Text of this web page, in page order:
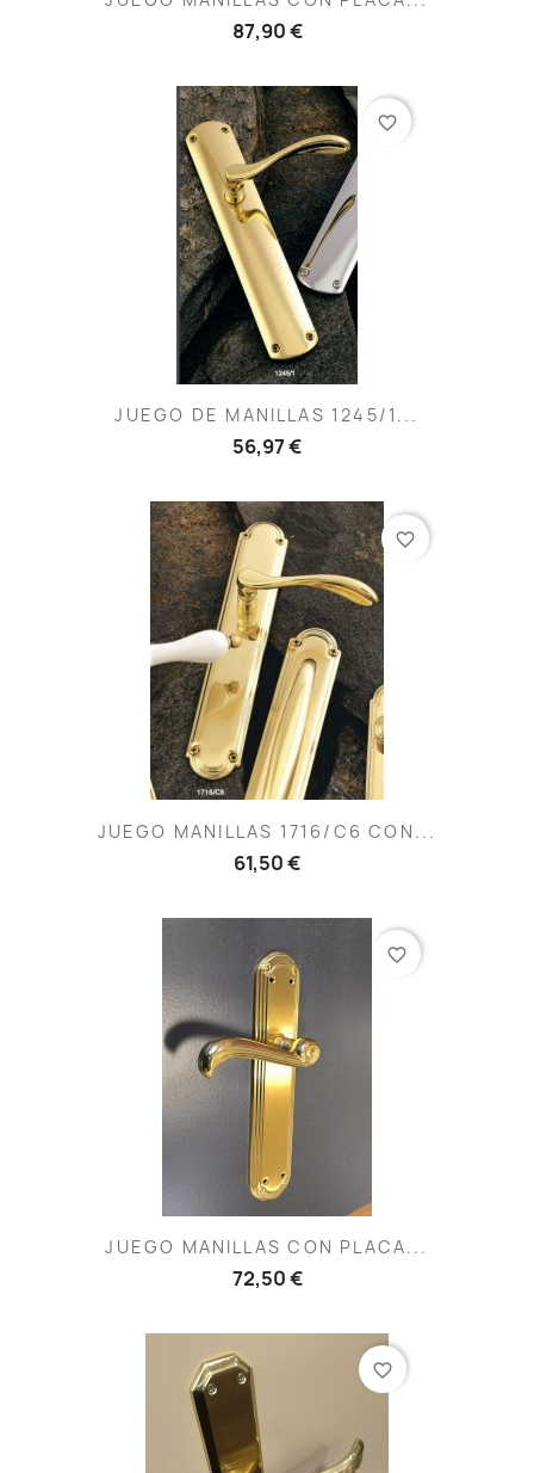
87,90 €
JUEGO DE MANILLAS 1245/1...
56,97 €
favorite_border
JUEGO MANILLAS 1716/C6 CON...
61,50 €
favorite_border
JUEGO MANILLAS CON PLACA...
72,50 €
favorite_border
favorite_border